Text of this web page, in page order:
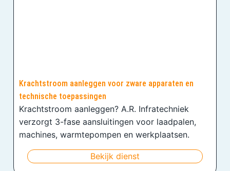
Krachtstroom aanleggen voor zware apparaten en
technische toepassingen
Krachtstroom aanleggen? A.R. Infratechniek
verzorgt 3-fase aansluitingen voor laadpalen,
machines, warmtepompen en werkplaatsen.
Bekijk dienst